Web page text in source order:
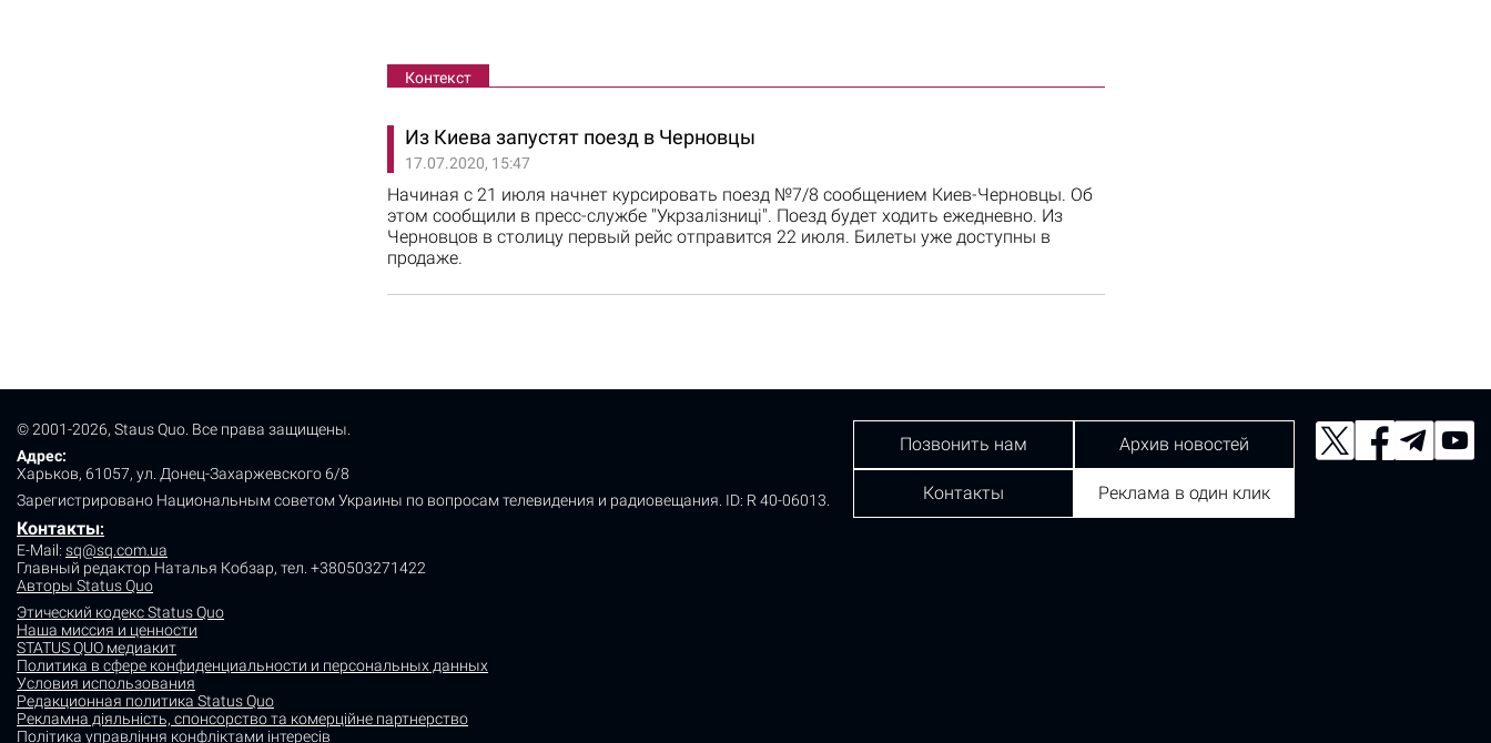
Контекст
Из Киева запустят поезд в Черновцы
17.07.2020, 15:47
Начиная с 21 июля начнет курсировать поезд №7/8 сообщением Киев-Черновцы. Об
этом сообщили в пресс-службе "Укрзалізниці". Поезд будет ходить ежедневно. Из
Черновцов в столицу первый рейс отправится 22 июля. Билеты уже доступны в
продаже.
© 2001-2026, Staus Quo. Все права защищены.
Адрес:
Харьков, 61057, ул. Донец-Захаржевского 6/8
Зарегистрировано Национальным советом Украины по вопросам телевидения и радиовещания. ID: R 40-06013.
Контакты:
E-Mail: sq@sq.com.ua
Главный редактор Наталья Кобзар, тел. +380503271422
Авторы Status Quo
Этический кодекс Status Quo
Наша миссия и ценности
STATUS QUO медиакит
Политика в сфере конфиденциальности и персональных данных
Условия использования
Редакционная политика Status Quo
Рекламна діяльність, спонсорство та комерційне партнерство
Політика управління конфліктами інтересів
Позвонить нам Архив новостей
Контакты Реклама в один клик